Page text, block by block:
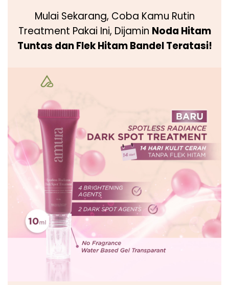
Mulai Sekarang, Coba Kamu Rutin
Treatment Pakai Ini, Dijamin Noda Hitam
Tuntas dan Flek Hitam Bandel Teratasi!